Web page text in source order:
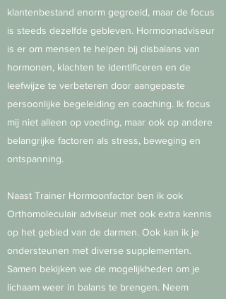
klantenbestand enorm gegroeid, maar de focus
is steeds dezelfde gebleven. Hormoonadviseur
is er om mensen te helpen bij disbalans van
hormonen, klachten te identificeren en de
leefwijze te verbeteren door aangepaste
persoonlijke begeleiding en coaching. Ik focus
mij niet alleen op voeding, maar ook op andere
belangrijke factoren als stress, beweging en
ontspanning.
Naast Trainer Hormoonfactor ben ik ook
Orthomoleculair adviseur met ook extra kennis
op het gebied van de darmen. Ook kan ik je
ondersteunen met diverse supplementen.
Samen bekijken we de mogelijkheden om je
lichaam weer in balans te brengen. Neem